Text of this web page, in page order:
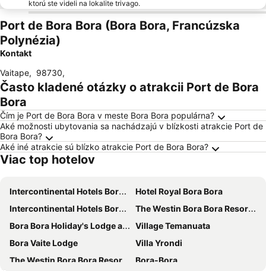
ktorú ste videli na lokalite trivago.
Port de Bora Bora (Bora Bora, Francúzska
Polynézia)
Kontakt
Vaitape, 98730,
Často kladené otázky o atrakcii Port de Bora
Bora
Čím je Port de Bora Bora v meste Bora Bora populárna?
Aké možnosti ubytovania sa nachádzajú v blízkosti atrakcie Port de
Bora Bora?
Aké iné atrakcie sú blízko atrakcie Port de Bora Bora?
Viac top hotelov
Intercontinental Hotels Bora Bora Le Moana Resort By Ihg
Hotel Royal Bora Bora
Intercontinental Hotels Bora Bora Resort Thalasso Spa By Ihg
The Westin Bora Bora Resort & Spa
Bora Bora Holiday's Lodge and Villa
Village Temanuata
Bora Vaite Lodge
Villa Yrondi
The Westin Bora Bora Resort & Spa
Bora-Bora